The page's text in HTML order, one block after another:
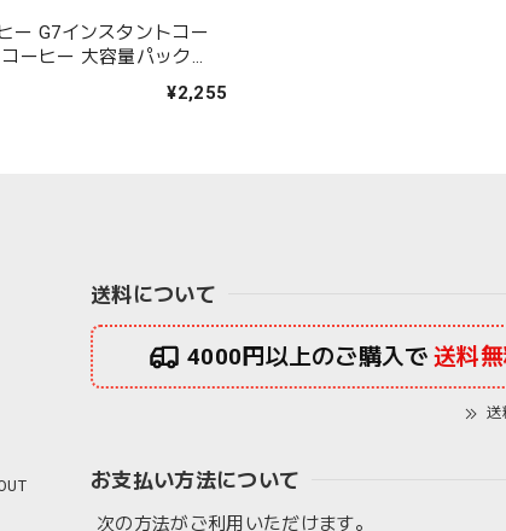
ー G7インスタントコー
大容量パック
¥2,255
送料について
4000円以上のご購入で 送料
送
お支払い方法について
次の方法がご利用いただけます。